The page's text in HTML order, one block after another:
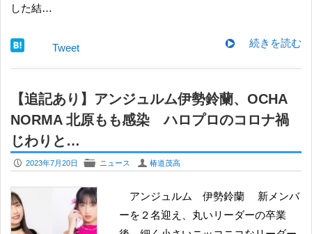
した結…
続きを読む
Tweet
【追記あり】アンジュルム伊勢鈴蘭、OCHA
NORMA 北原もも感染 ハロプロのコロナ禍
じわりと…
P 2023年7月20日 F ニュース U 椿道茂高
アンジュルム 伊勢鈴蘭 新メンバ
ーを２名迎え、丸いリーダーの卒業